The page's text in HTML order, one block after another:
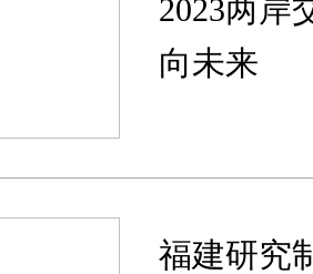
2023两岸
向未来
福建研究